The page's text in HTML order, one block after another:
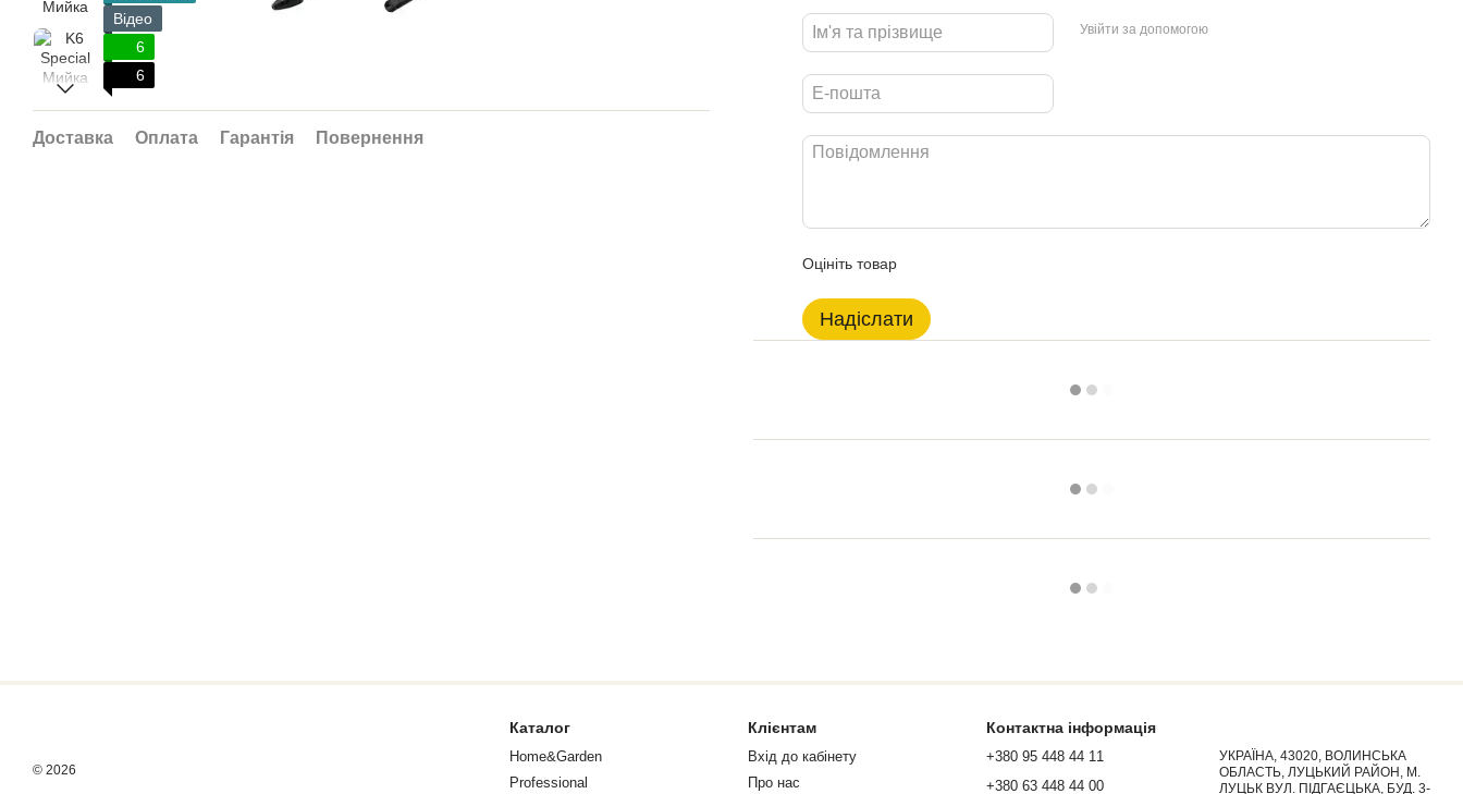
Відео
6
6
Доставка Оплата Гарантія Повернення
Увійти за допомогою
Оцініть товар
Надіслати
© 2026
Каталог
Home&Garden
Professional
Клієнтам
Вхід до кабінету
Про нас
Контактна інформація
+380 95 448 44 11
+380 63 448 44 00
УКРАЇНА, 43020, ВОЛИНСЬКА
ОБЛАСТЬ, ЛУЦЬКИЙ РАЙОН, М.
ЛУЦЬК ВУЛ. ПІДГАЄЦЬКА, БУД. 3-